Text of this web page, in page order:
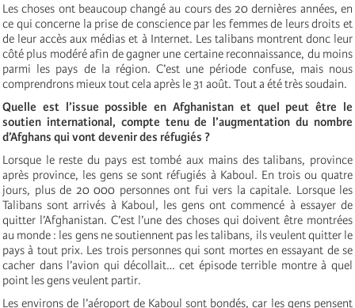
Les choses ont beaucoup changé au cours des 20 dernières années, en
ce qui concerne la prise de conscience par les femmes de leurs droits et
de leur accès aux médias et à Internet. Les talibans montrent donc leur
côté plus modéré afin de gagner une certaine reconnaissance, du moins
parmi les pays de la région. C’est une période confuse, mais nous
comprendrons mieux tout cela après le 31 août. Tout a été très soudain.
Quelle est l’issue possible en Afghanistan et quel peut être le
soutien international, compte tenu de l’augmentation du nombre
d’Afghans qui vont devenir des réfugiés ?
Lorsque le reste du pays est tombé aux mains des talibans, province
après province, les gens se sont réfugiés à Kaboul. En trois ou quatre
jours, plus de 20 000 personnes ont fui vers la capitale. Lorsque les
Talibans sont arrivés à Kaboul, les gens ont commencé à essayer de
quitter l’Afghanistan. C’est l’une des choses qui doivent être montrées
au monde : les gens ne soutiennent pas les talibans, ils veulent quitter le
pays à tout prix. Les trois personnes qui sont mortes en essayant de se
cacher dans l’avion qui décollait… cet épisode terrible montre à quel
point les gens veulent partir.
Les environs de l’aéroport de Kaboul sont bondés, car les gens pensent